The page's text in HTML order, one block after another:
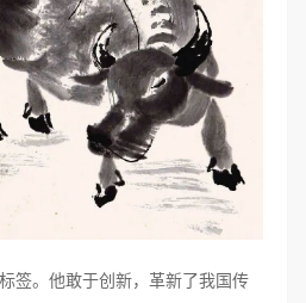
。他敢于创新，革新了我国传